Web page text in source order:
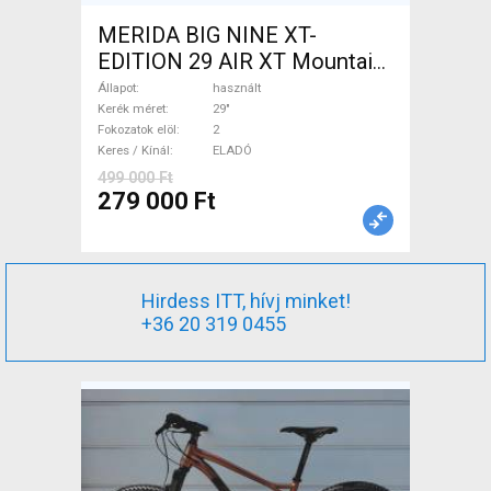
MERIDA BIG NINE XT-
EDITION 29 AIR XT Mountain
Bike 29" elöl teleszkópos
használt ELADÓ
Állapot
használt
Kerék méret
29"
Fokozatok elöl
2
Keres / Kínál
ELADÓ
499 000 Ft
279 000 Ft
Hirdess ITT, hívj minket!
+36 20 319 0455